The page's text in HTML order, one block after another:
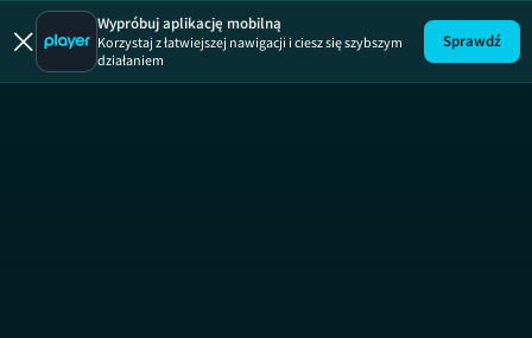
Łapu Capu
Wypróbuj aplikację mobilną
Korzystaj z łatwiejszej nawigacji i ciesz się szybszym
działaniem
Sprawdź